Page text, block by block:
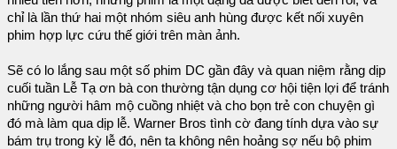
chỉ là lần thứ hai một nhóm siêu anh hùng được kết nối xuyên
phim hợp lực cứu thế giới trên màn ảnh.
Sẽ có lo lắng sau một số phim DC gần đây và quan niệm rằng dịp
cuối tuần Lễ Tạ ơn bà con thường tận dụng cơ hội tiện lợi để tránh
những người hâm mộ cuồng nhiệt và cho bọn trẻ con chuyện gì
đó mà làm qua dịp lễ. Warner Bros tình cờ đang tính dựa vào sự
bám trụ trong kỳ lễ đó, nên ta không nên hoảng sợ nếu bộ phim